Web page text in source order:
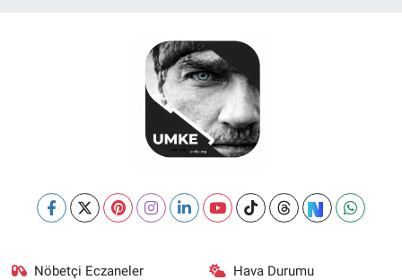
Nöbetçi Eczaneler Hava Durumu